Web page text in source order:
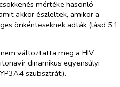
mértéke hasonló
akkor észleltek, amikor a
önkénteseknek adták (lásd 5.1
változtatta meg a HIV
dinamikus egyensúlyi
szubsztrát).